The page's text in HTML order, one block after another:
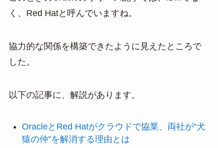
く、Red Hatと呼んでいますね。
協力的な関係を構築できたように見えたところで
した。
以下の記事に、解説があります。
OracleとRed Hatがクラウドで協業、両社が“犬
猿の仲”を解消する理由とは